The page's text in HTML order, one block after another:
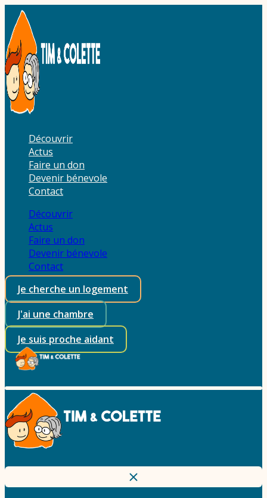
Aller
au
contenu
Découvrir
Actus
Faire un don
Devenir bénevole
Contact
Découvrir
Actus
Faire un don
Devenir bénevole
Contact
Je cherche un logement
J'ai une chambre
Je suis proche aidant